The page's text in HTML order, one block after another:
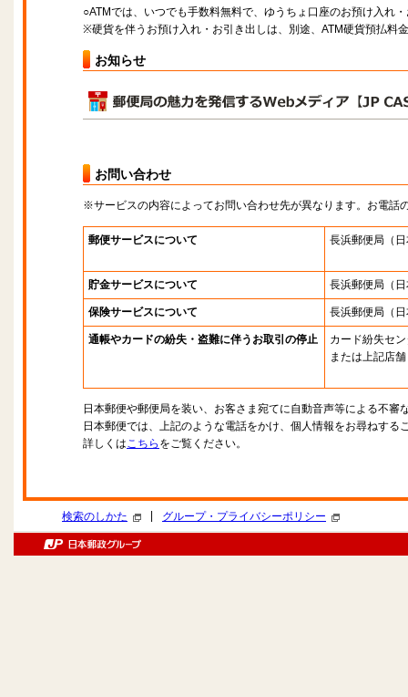
○ATMでは、いつでも手数料無料で、ゆうちょ口座のお預け入れ
※硬貨を伴うお預け入れ・お引き出しは、別途、ATM硬貨預払料
お知らせ
お問い合わせ
※サービスの内容によってお問い合わせ先が異なります。お電話
郵便サービスについて 長浜郵便局 （
貯金サービスについて 長浜郵便局 （
保険サービスについて 長浜郵便局 （
通帳やカードの紛失・盗難に伴うお取引の停止
カード紛失セ
または上記店舗
日本郵便や郵便局を装い、お客さま宛てに自動音声等による不審
日本郵便では、上記のような電話をかけ、個人情報をお尋ねする
詳しくはこちら をご覧ください。
検索のしかた グループ・プライバシーポリシー